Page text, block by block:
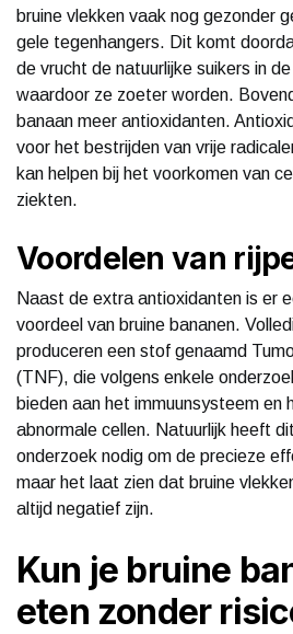
bruine vlekken vaak nog gezonder
gele tegenhangers. Dit komt
de vrucht de natuurlijke suikers in
waardoor ze zoeter worden.
banaan meer antioxidanten.
voor het bestrijden van vrije
kan helpen bij het voorkomen van
ziekten.
Voordelen van
Naast de extra antioxidanten is er
voordeel van bruine bananen.
produceren een stof genaamd
(TNF), die volgens enkele
bieden aan het immuunsysteem en
abnormale cellen. Natuurlijk heeft
onderzoek nodig om de precieze
maar het laat zien dat bruine
altijd negatief zijn.
Kun je bruine
eten zonder